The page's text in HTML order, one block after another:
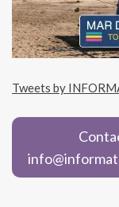
Tweets by